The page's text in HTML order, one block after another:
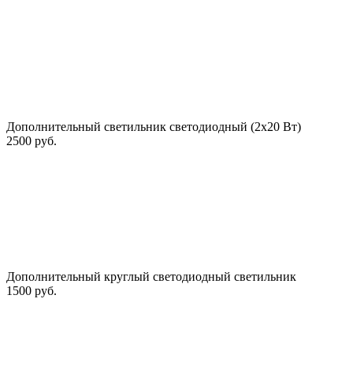
Дополнительный светильник светодиодный (2х20 Вт)
2500 руб.
Дополнительный круглый светодиодный светильник
1500 руб.